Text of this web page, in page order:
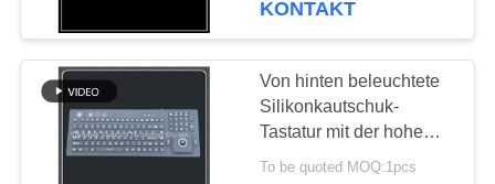
KONTAKT
Von hinten beleuchtete
Silikonkautschuk-
Tastatur mit der hohe
Genauigkeits-Rollkugel-
To be quoted MOQ:1pcs